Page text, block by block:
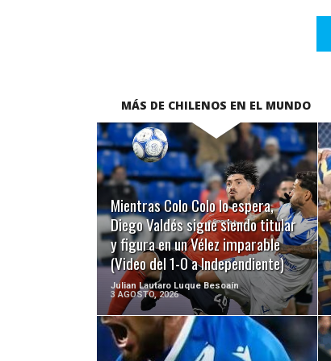
MÁS DE CHILENOS EN EL MUNDO
Mientras Colo Colo lo espera,
Diego Valdés sigue siendo titular
y figura en un Vélez imparable
(Video del 1-0 a Independiente)
Julian Lautaro Luque Besoaín
3 AGOSTO, 2026
LEER MÁS